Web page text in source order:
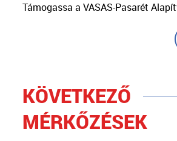
Támogassa a VASAS-Pasarét
KÖVETKEZŐ
MÉRKŐZÉSEK